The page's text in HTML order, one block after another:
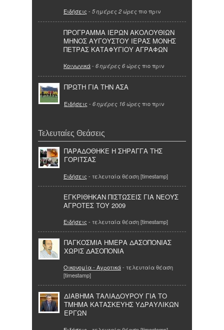
Ειδήσεις - 5 ημέρες 2 ώρες πιο πριν
ΠΡΟΓΡΑΜΜΑ ΙΕΡΩΝ ΑΚΟΛΟΥΘΙΩΝ
ΜΗΝΟΣ ΑΥΓΟΥΣΤΟΥ ΙΕΡΑΣ ΜΟΝΗΣ
ΠΕΤΡΑΣ ΚΑΤΑΦΥΓΙΟΥ ΑΓΡΑΦΩΝ
Κοινωνικά- 6 ημέρες 6 ώρες πιο πριν
ΠΡΩΤΗ ΓΙΑ ΤΗΝ ΑΣΑ
Ειδήσεις - 6 ημέρες 16 ώρες πιο πριν
Τελευταίες Θεάσεις
ΠΑΡΑΔΟΘΗΚΕ Η ΣΗΡΑΓΓΑ ΤΗΣ
ΓΟΡΙΤΣΑΣ
Ειδήσεις - τελευταία θέαση [timestamp]
ΕΓΚΡΙΘΗΚΑΝ ΠΙΣΤΩΣΕΙΣ ΓΙΑ ΝΕΟΥΣ
ΑΓΡΟΤΕΣ ΤΟΥ 2009
Ειδήσεις - τελευταία θέαση [timestamp]
ΠΑΓΚΟΣΜΙΑ ΗΜΕΡΑ ΔΑΣΟΠΟΝΙΑΣ
ΧΩΡΙΣ ΔΑΣΟΠΟΝΙΑ
Οικονομία - Αγροτικά- τελευταία θέαση
[timestamp]
ΔΙΑΒΗΜΑ ΤΑΛΙΑΔΟΥΡΟΥ ΓΙΑ ΤΟ
ΤΜΗΜΑ ΚΑΤΑΣΚΕΥΗΣ ΥΔΡΑΥΛΙΚΩΝ
ΕΡΓΩΝ